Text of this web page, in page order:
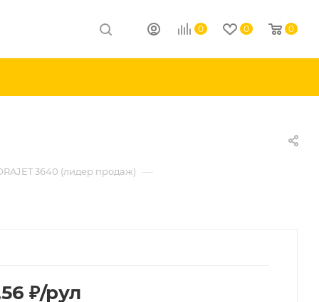
0 0 0
3640 (лидер продаж) —
₽/рул